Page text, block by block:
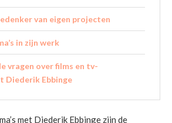
van eigen projecten
in zijn werk
vragen over films en tv-
Diederik Ebbinge
met Diederik Ebbinge zijn de